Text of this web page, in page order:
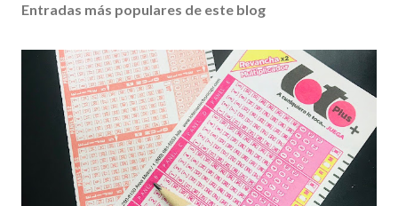
Entradas más populares de este blog